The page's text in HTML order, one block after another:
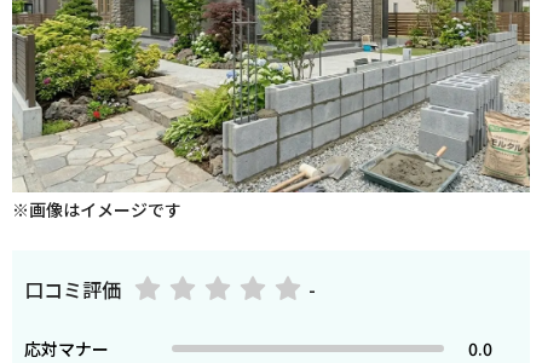
※画像はイメージです
口コミ評価 -
応対マナー
0.0